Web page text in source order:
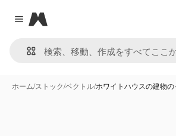
Close menu
Magnific
ホーム/ストック/ベクトル/ホワイトハウスの建物の